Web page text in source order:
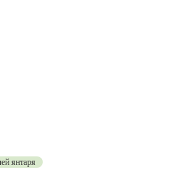
янтаря